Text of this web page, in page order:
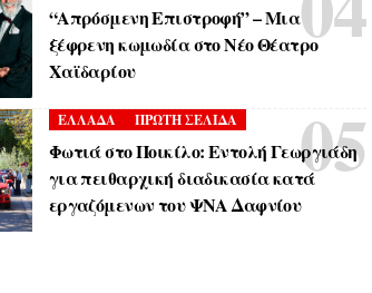
“Απρόσμενη Επιστροφή” – Μια
ξέφρενη κωμωδία στο Νέο Θέατρο
Χαϊδαρίου
ΕΛΛΑΔΑ ΠΡΩΤΗ ΣΕΛΙΔΑ
Φωτιά στο Ποικίλο: Εντολή Γεωργιάδη
για πειθαρχική διαδικασία κατά
εργαζόμενων του ΨΝΑ Δαφνίου